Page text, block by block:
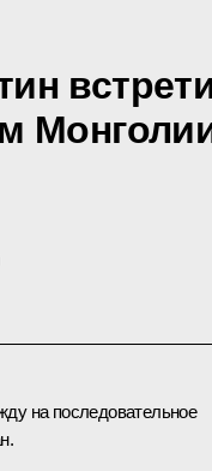
на последовательное